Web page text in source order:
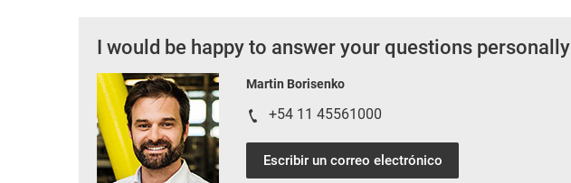
I would be happy to answer your questions personally
Martin Borisenko
+54 11 45561000
Escribir un correo electrónico